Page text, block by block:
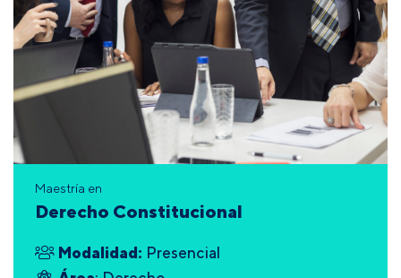
Maestría en
Derecho Constitucional
Modalidad: Presencial